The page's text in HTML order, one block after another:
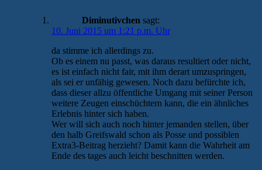
Diminutivchen sagt:
10. Juni 2015 um 1:21 p.m. Uhr
da stimme ich allerdings zu.
Ob es einem nu passt, was daraus resultiert oder nicht,
es ist einfach nicht fair, mit ihm derart umzuspringen,
als sei er unfähig gewesen. Noch dazu befürchte ich,
dass dieser allzu öffentliche Umgang mit seiner Person
weitere Zeugen einschüchtern kann, die ein ähnliches
Erlebnis hinter sich haben.
Wer will sich auch noch hinter jemanden stellen, über
den halb Greifswald schon als Posse und possiblen
Extra3-Beitrag herzieht? Damit kann die Wahrheit am
Ende des tages auch leicht beschnitten werden.